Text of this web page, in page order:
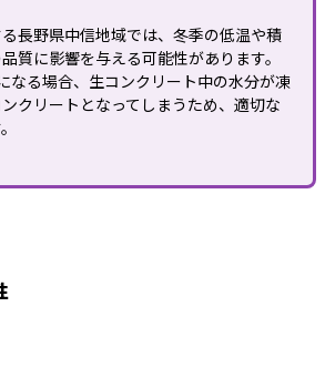
長野県中信地域では、冬季の低温や積
質に影響を与える可能性があります。
る場合、生コンクリート中の水分が凍
クリートとなってしまうため、適切な